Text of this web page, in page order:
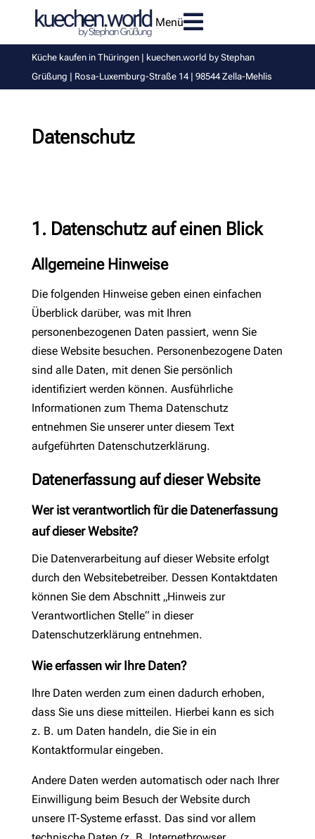
Menü
Küche kaufen in Thüringen | kuechen.world by Stephan
Grüßung | Rosa-Luxemburg-Straße 14 | 98544 Zella-Mehlis
Datenschutz
1. Datenschutz auf einen Blick
Allgemeine Hinweise
Die folgenden Hinweise geben einen einfachen
Überblick darüber, was mit Ihren
personenbezogenen Daten passiert, wenn Sie
diese Website besuchen. Personenbezogene Daten
sind alle Daten, mit denen Sie persönlich
identifiziert werden können. Ausführliche
Informationen zum Thema Datenschutz
entnehmen Sie unserer unter diesem Text
aufgeführten Datenschutzerklärung.
Datenerfassung auf dieser Website
Wer ist verantwortlich für die Datenerfassung
auf dieser Website?
Die Datenverarbeitung auf dieser Website erfolgt
durch den Websitebetreiber. Dessen Kontaktdaten
können Sie dem Abschnitt „Hinweis zur
Verantwortlichen Stelle“ in dieser
Datenschutzerklärung entnehmen.
Wie erfassen wir Ihre Daten?
Ihre Daten werden zum einen dadurch erhoben,
dass Sie uns diese mitteilen. Hierbei kann es sich
z. B. um Daten handeln, die Sie in ein
Kontaktformular eingeben.
Andere Daten werden automatisch oder nach Ihrer
Einwilligung beim Besuch der Website durch
unsere IT-Systeme erfasst. Das sind vor allem